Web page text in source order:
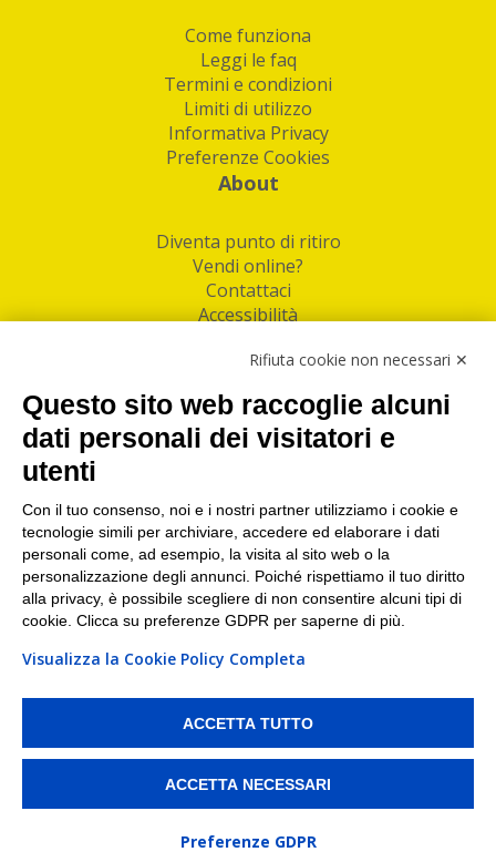
Come funziona
Leggi le faq
Termini e condizioni
Limiti di utilizzo
Informativa Privacy
Preferenze Cookies
About
Diventa punto di ritiro
Vendi online?
Contattaci
Accessibilità
Facebook
Linkedin
I nostri punti di ritiro e spedizione pacchi nelle
maggiori città italiane
Torino|Milano|Roma|Bologna|Firenze| Genova
Napoli|Varese
PI/CF/N°Iscr.: 10821360012 | REA: RM 1494760 | Cap.Soc.: 50.000€ |
Whistleblowing|Privacy |Preferenze Cookies
ritirare i tuoi acquisti online e spedire i tuoi pacchi.
Rifiuta cookie non necessari ✕
Questo sito web raccoglie alcuni
dati personali dei visitatori e
utenti
Con il tuo consenso, noi e i nostri partner utilizziamo i cookie e
tecnologie simili per archiviare, accedere ed elaborare i dati
personali come, ad esempio, la visita al sito web o la
personalizzazione degli annunci. Poiché rispettiamo il tuo diritto
alla privacy, è possibile scegliere di non consentire alcuni tipi di
cookie. Clicca su preferenze GDPR per saperne di più.
Visualizza la Cookie Policy Completa
ACCETTA TUTTO
ACCETTA NECESSARI
Preferenze GDPR